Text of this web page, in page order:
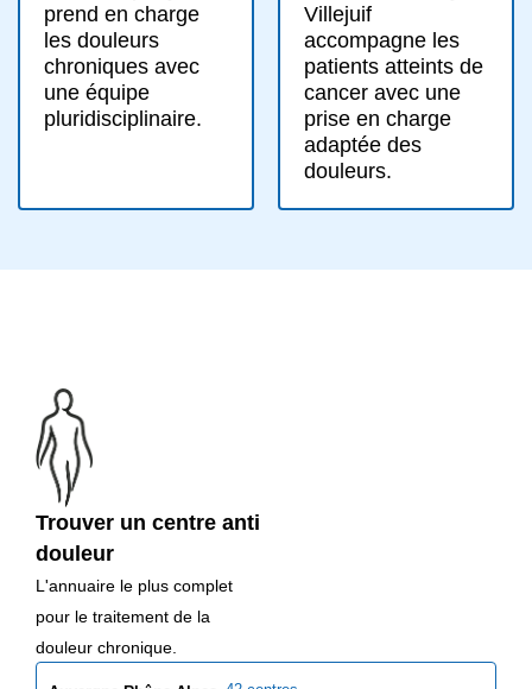
prend en charge
les douleurs
chroniques avec
une équipe
pluridisciplinaire.
Villejuif
accompagne les
patients atteints de
cancer avec une
prise en charge
adaptée des
douleurs.
Trouver un centre anti
douleur
L'annuaire le plus complet
pour le traitement de la
douleur chronique.